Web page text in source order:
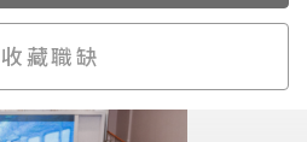
收藏職缺